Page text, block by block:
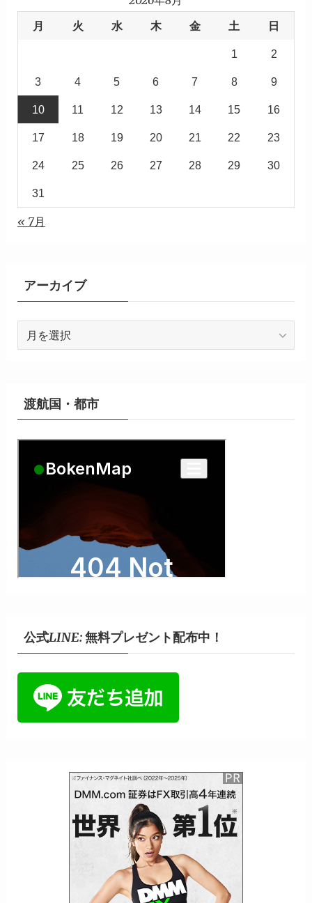
月
火 水 木 金 土 日
1 2
3 4 5 6 7 8 9
10 11 12 13 14 15 16
17 18 19 20 21 22 23
24 25 26 27 28 29 30
31
« 7月
アーカイブ
ー
ブ
渡航国・都市
公式LINE: 無料プレゼント配布中！